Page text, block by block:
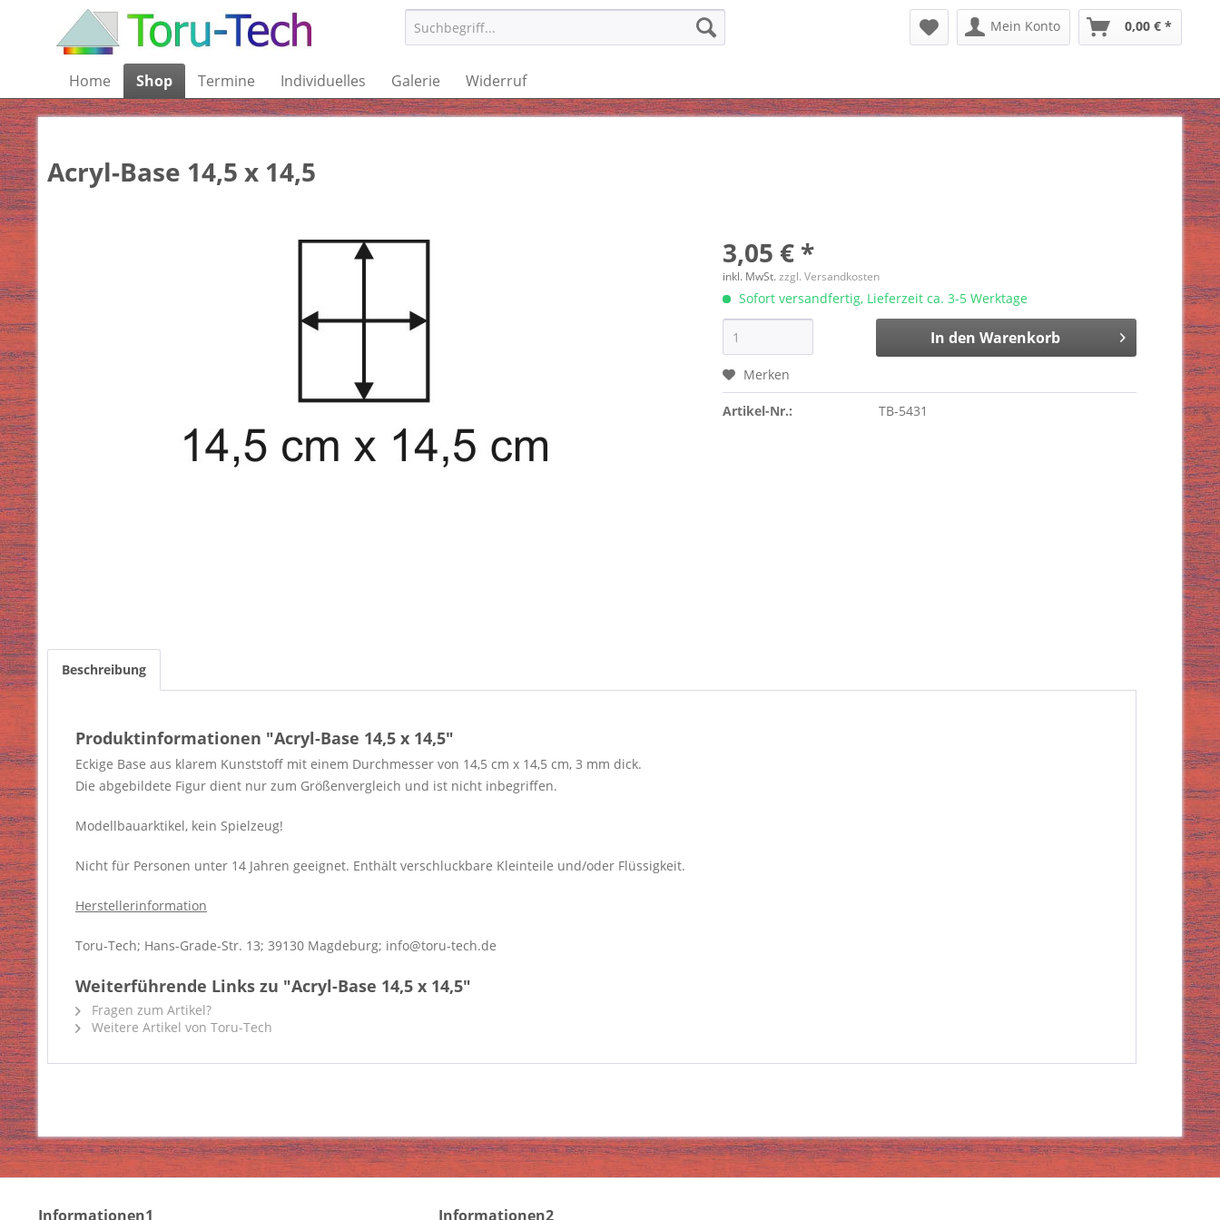
Mein Konto 0,00 € *
Home Shop Termine Individuelles Galerie Widerruf
Acryl-Base 14,5 x 14,5
3,05 € *
inkl. MwSt.zzgl. Versandkosten
Sofort versandfertig, Lieferzeit ca. 3-5 Werktage
In den Warenkorb
Merken
Artikel-Nr.: TB-5431
Beschreibung
Produktinformationen "Acryl-Base 14,5 x 14,5"
Eckige Base aus klarem Kunststoff mit einem Durchmesser von 14,5 cm x 14,5 cm, 3 mm dick.
Die abgebildete Figur dient nur zum Größenvergleich und ist nicht inbegriffen.
Modellbauarktikel, kein Spielzeug!
Nicht für Personen unter 14 Jahren geeignet. Enthält verschluckbare Kleinteile und/oder Flüssigkeit.
Herstellerinformation
Toru-Tech; Hans-Grade-Str. 13; 39130 Magdeburg; info@toru-tech.de
Weiterführende Links zu "Acryl-Base 14,5 x 14,5"
Fragen zum Artikel?
Weitere Artikel von Toru-Tech
Informationen1 Informationen2